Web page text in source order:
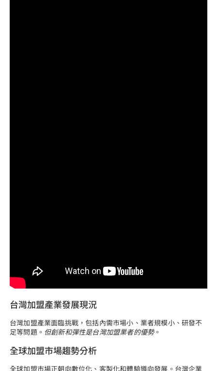
台灣加盟產業發展現況
台灣加盟產業面臨挑戰，包括內需市場小、業者規模小、研發不
足等問題。 但創新和彈性是台灣加盟業者的優勢。
全球加盟市場趨勢分析
全球加盟市場正朝向數位化、客製化和體驗導向發展。台灣企業